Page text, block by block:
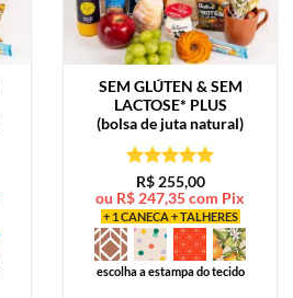
SEM GLÚTEN & SEM
LACTOSE* PLUS
(bolsa de juta natural)
Avaliação5
de 5
R$255,00
ou R$ 247,35com Pix
+ 1 CANECA + TALHERES
escolha a estampa do tecido